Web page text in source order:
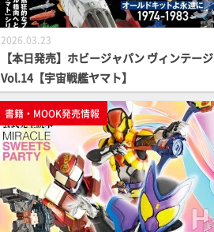
2026.03.23
【本日発売】ホビージャパン ヴィンテージ
Vol.14【宇宙戦艦ヤマト】
書籍・MOOK発売情報